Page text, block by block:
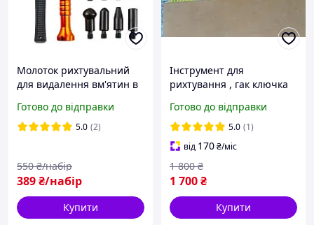
Молоток рихтувальний
для видалення вм'ятин в
Super PDR
Готово до відправки
5.0 (2)
389₴/набір
550 ₴/набір
Купити
Інструмент для
рихтування , гак ключка
авто без фарбування з
насадками
Готово до відправки
5.0 (1)
від 170₴/міс
1 700₴
1 800 ₴
Купити